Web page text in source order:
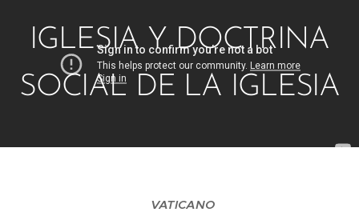
IGLESIA Y DOCTRINA
SOCIAL DE LA IGLESIA
VATICANO